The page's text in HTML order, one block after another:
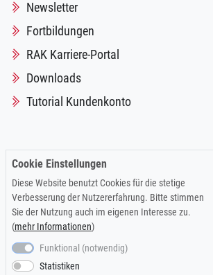
Newsletter
Fortbildungen
RAK Karriere-Portal
Downloads
Tutorial Kundenkonto
Impressum |Datenschutzerklärung
Cookie Einstellungen
Diese Website benutzt Cookies für die stetige
Verbesserung der Nutzererfahrung. Bitte stimmen
Sie der Nutzung auch im eigenen Interesse zu.
(mehr Informationen)
Funktional (notwendig)
Statistiken